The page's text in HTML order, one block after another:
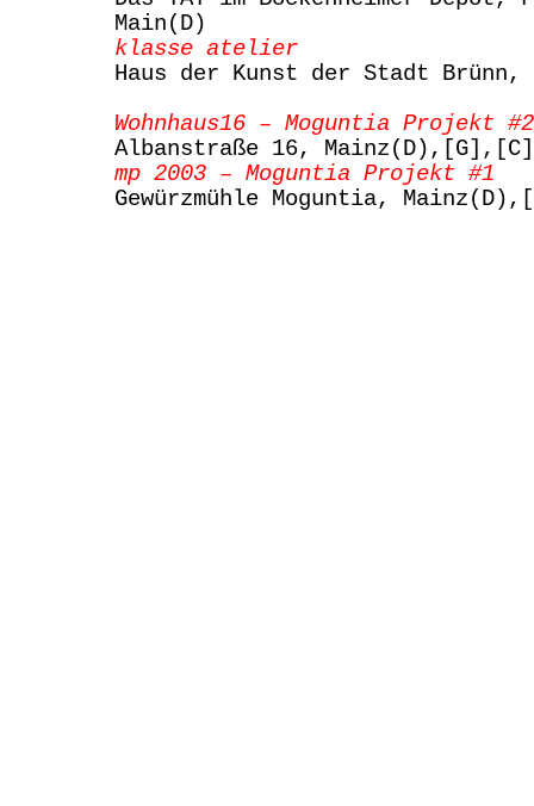
Main(D)
klasse atelier
Haus der Kunst der Stadt
Wohnhaus16 – Moguntia Projekt #2
Albanstraße 16, Mainz(D),[G],[C]
mp 2003 – Moguntia Projekt #1
Gewürzmühle Moguntia,